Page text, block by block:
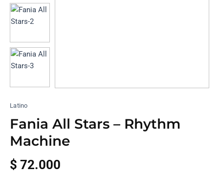
Latino
Fania All Stars – Rhythm
Machine
$ 72.000